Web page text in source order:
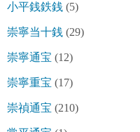
小平銭鉄銭 (5)
崇寧当十銭 (29)
崇寧通宝 (12)
崇寧重宝 (17)
崇禎通宝 (210)